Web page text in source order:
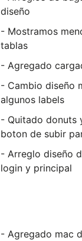
diseño
- Mostramos
tablas
- Agregado
- Cambio diseño
algunos labels
- Quitado donuts
boton de subir
- Arreglo diseño
login y principal
- Agregado mac